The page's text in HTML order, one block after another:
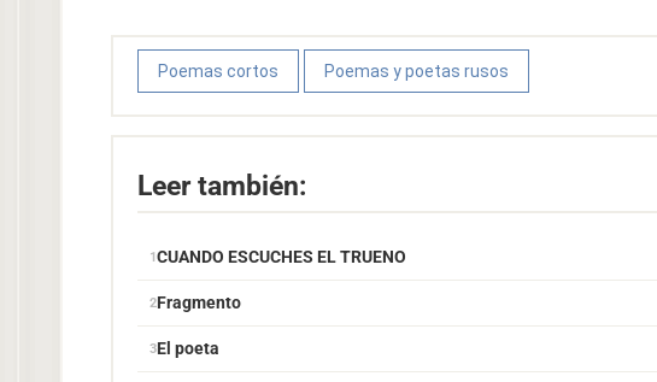
Poemas cortos Poemas y poetas rusos
Leer también:
CUANDO ESCUCHES EL TRUENO
Fragmento
El poeta